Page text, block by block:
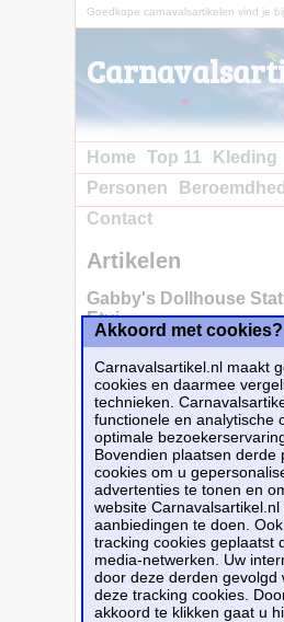
Goedkope carnavalsartikelen vind je
Home Top 11 Kleding
Personen
Contact
Artikelen
Gabby's Dollhouse
Etui
Akkoord met cookies?
Carnavalsartikel.nl maakt
cookies en daarmee
technieken.
functionele en analytische
optimale
Bovendien plaatsen derde
cookies om u
advertenties te tonen en
website
aanbiedingen te doen.
tracking cookies geplaatst
media-netwerken. Uw
door deze derden gevolgd
deze tracking cookies.
akkoord te klikken gaat u